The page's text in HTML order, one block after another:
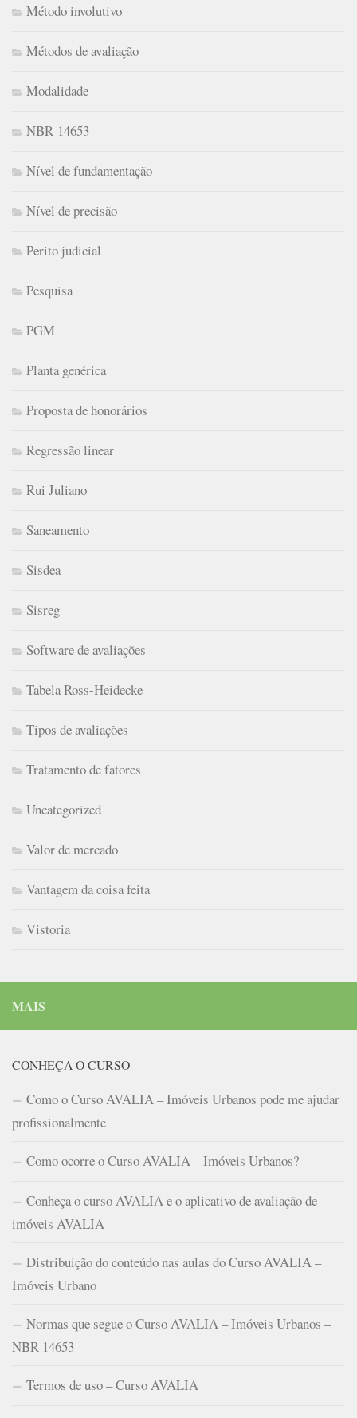
Método involutivo
Métodos de avaliação
Modalidade
NBR-14653
Nível de fundamentação
Nível de precisão
Perito judicial
Pesquisa
PGM
Planta genérica
Proposta de honorários
Regressão linear
Rui Juliano
Saneamento
Sisdea
Sisreg
Software de avaliações
Tabela Ross-Heidecke
Tipos de avaliações
Tratamento de fatores
Uncategorized
Valor de mercado
Vantagem da coisa feita
Vistoria
MAIS
CONHEÇA O CURSO
Como o Curso AVALIA – Imóveis Urbanos pode me ajudar
profissionalmente
Como ocorre o Curso AVALIA – Imóveis Urbanos?
Conheça o curso AVALIA e o aplicativo de avaliação de
imóveis AVALIA
Distribuição do conteúdo nas aulas do Curso AVALIA –
Imóveis Urbano
Normas que segue o Curso AVALIA – Imóveis Urbanos –
NBR 14653
Termos de uso – Curso AVALIA